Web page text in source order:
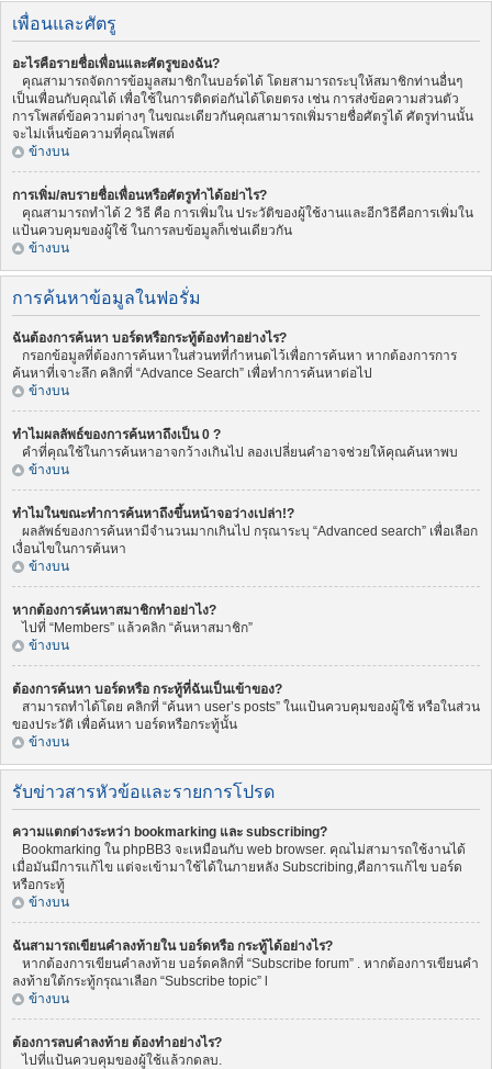
เพื่อนและศัตรู
อะไรคือรายชื่อเพื่อนและศัตรูของฉัน?
คุณสามารถจัดการข้อมูลสมาชิกในบอร์ดได้ โดยสามารถระบุให้สมาชิกท่านอื่นๆ
เป็นเพื่อนกับคุณได้ เพื่อใช้ในการติดต่อกันได้โดยตรง เช่น การส่งข้อความส่วนตัว
การโพสต์ข้อความต่างๆ ในขณะเดียวกันคุณสามารถเพิ่มรายชื่อศัตรูได้ ศัตรูท่านนั้น
จะไม่เห็นข้อความที่คุณโพสต์
ข้างบน
การเพิ่ม/ลบรายชื่อเพื่อนหรือศัตรูทำได้อย่าไร?
คุณสามารถทำได้ 2 วิธี คือ การเพิ่มใน ประวัติของผู้ใช้งานและอีกวิธีคือการเพิ่มใน
แป้นควบคุมของผู้ใช้ ในการลบข้อมูลก็เช่นเดียวกัน
ข้างบน
การค้นหาข้อมูลในฟอรั่ม
ฉันต้องการค้นหา บอร์ดหรือกระทู้ต้องทำอย่างไร?
กรอกข้อมูลที่ต้องการค้นหาในส่วนทที่กำหนดไว้เพื่อการค้นหา หากต้องการการ
ค้นหาที่เจาะลึก คลิกที่ “Advance Search” เพื่อทำการค้นหาต่อไป
ข้างบน
ทำไมผลลัพธ์ของการค้นหาถึงเป็น 0 ?
คำที่คุณใช้ในการค้นหาอาจกว้างเกินไป ลองเปลี่ยนคำอาจช่วยให้คุณค้นหาพบ
ข้างบน
ทำไมในขณะทำการค้นหาถึงขึ้นหน้าจอว่างเปล่า!?
ผลลัพธ์ของการค้นหามีจำนวนมากเกินไป กรุณาระบุ “Advanced search” เพื่อเลือก
เงื่อนไขในการค้นหา
ข้างบน
หากต้องการค้นหาสมาชิกทำอย่าไง?
ไปที่ “Members” แล้วคลิก “ค้นหาสมาชิก”
ข้างบน
ต้องการค้นหา บอร์ดหรือ กระทู้ที่ฉันเป็นเข้าของ?
สามารถทำได้โดย คลิกที่ “ค้นหา user’s posts” ในแป้นควบคุมของผู้ใช้ หรือในส่วน
ของประวัติ เพื่อค้นหา บอร์ดหรือกระทู้นั้น
ข้างบน
รับข่าวสารหัวข้อและรายการโปรด
ความแตกต่างระหว่า bookmarking และ subscribing?
Bookmarking ใน phpBB3 จะเหมือนกับ web browser. คุณไม่สามารถใช้งานได้
เมื่อมันมีการแก้ไข แต่จะเข้ามาใช้ได้ในภายหลัง Subscribing,คือการแก้ไข บอร์ด
หรือกระทู้
ข้างบน
ฉันสามารถเขียนคำลงท้ายใน บอร์ดหรือ กระทู้ได้อย่างไร?
หากต้องการเขียนคำลงท้าย บอร์ดคลิกที่ “Subscribe forum” . หากต้องการเขียนคำ
ลงท้ายใต้กระทู้กรุณาเลือก “Subscribe topic” l
ข้างบน
ต้องการลบคำลงท้าย ต้องทำอย่างไร?
ไปที่แป้นควบคุมของผู้ใช้แล้วกดลบ.